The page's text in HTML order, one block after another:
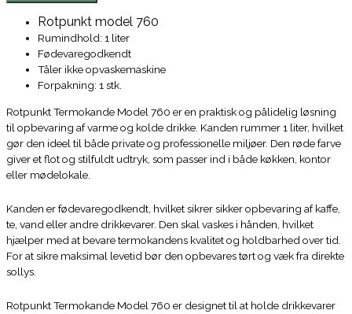
Rotpunkt model 760
Rumindhold: 1 liter
Fødevaregodkendt
Tåler ikke opvaskemaskine
Forpakning: 1 stk.
Rotpunkt Termokande Model 760 er en praktisk og pålidelig løsning
til opbevaring af varme og kolde drikke. Kanden rummer 1 liter, hvilket
gør den ideel til både private og professionelle miljøer. Den røde farve
giver et flot og stilfuldt udtryk, som passer ind i både køkken, kontor
eller mødelokale.
Kanden er fødevaregodkendt, hvilket sikrer sikker opbevaring af kaffe,
te, vand eller andre drikkevarer. Den skal vaskes i hånden, hvilket
hjælper med at bevare termokandens kvalitet og holdbarhed over tid.
For at sikre maksimal levetid bør den opbevares tørt og væk fra direkte
sollys.
Rotpunkt Termokande Model 760 er designet til at holde drikkevarer